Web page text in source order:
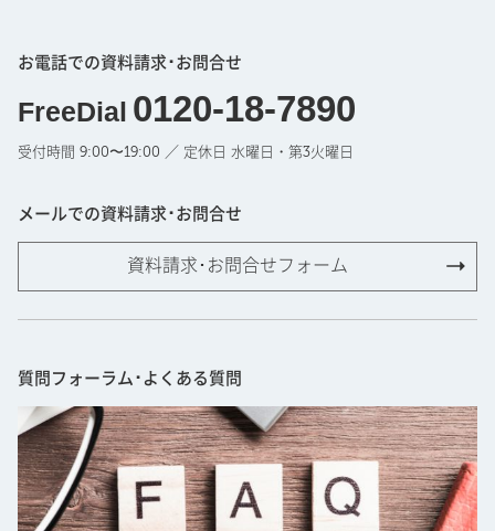
お電話での資料請求･お問合せ
FreeDial 0120-18-7890
受付時間 9:00〜19:00 ／ 定休日 水曜日・第3火曜日
メールでの資料請求･お問合せ
資料請求･お問合せフォーム
質問フォーラム･よくある質問